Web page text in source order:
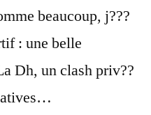
beaucoup, j???
: une belle
Dh, un clash priv??